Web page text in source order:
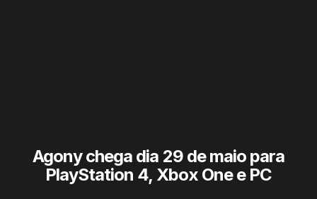
Agony chega dia 29 de maio para
PlayStation 4, Xbox One e PC